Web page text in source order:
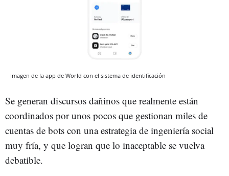
Imagen de la app de World con el sistema de identificación
Se generan discursos dañinos que realmente están
coordinados por unos pocos que gestionan miles de
cuentas de bots con una estrategia de ingeniería social
muy fría, y que logran que lo inaceptable se vuelva
debatible.